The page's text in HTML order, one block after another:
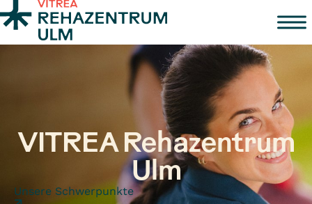
Zum Inhalt springen
VITREA Rehazentrum
Ulm
Unsere Schwerpunkte